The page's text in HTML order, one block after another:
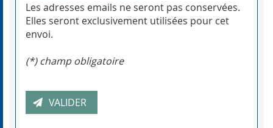
Les adresses emails ne seront pas conservées.
Elles seront exclusivement utilisées pour cet
envoi.
(*) champ obligatoire